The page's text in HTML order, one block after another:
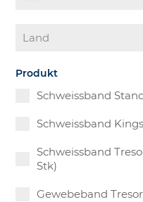
Produkt
Schweissband
Schweissband
Schweissband
Stk)
Gewebeband